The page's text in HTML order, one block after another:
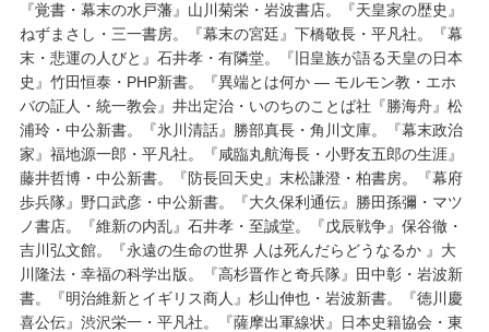
『覚書・幕末の水戸藩』山川菊栄・岩波書店。『天皇家の歴史』
ねずまさし・三一書房。『幕末の宮廷』下橋敬長・平凡社。『幕
末・悲運の人びと』石井孝・有隣堂。『旧皇族が語る天皇の日本
史』竹田恒泰・PHP新書。『異端とは何か ― モルモン教・エホ
バの証人・統一教会』井出定治・いのちのことば社『勝海舟』松
浦玲・中公新書。『氷川清話』勝部真長・角川文庫。『幕末政治
家』福地源一郎・平凡社。『咸臨丸航海長・小野友五郎の生涯』
藤井哲博・中公新書。『防長回天史』末松謙澄・柏書房。『幕府
歩兵隊』野口武彦・中公新書。『大久保利通伝』勝田孫彌・マツ
ノ書店。『維新の内乱』石井孝・至誠堂。『戊辰戦争』保谷徹・
吉川弘文館。『永遠の生命の世界 人は死んだらどうなるか 』大
川隆法・幸福の科学出版。『高杉晋作と奇兵隊』田中彰・岩波新
書。『明治維新とイギリス商人』杉山伸也・岩波新書。『徳川慶
喜公伝』渋沢栄一・平凡社。『薩摩出軍線状』日本史籍協会・東